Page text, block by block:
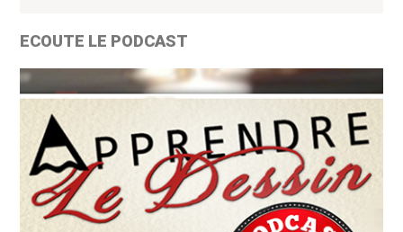
ECOUTE LE PODCAST